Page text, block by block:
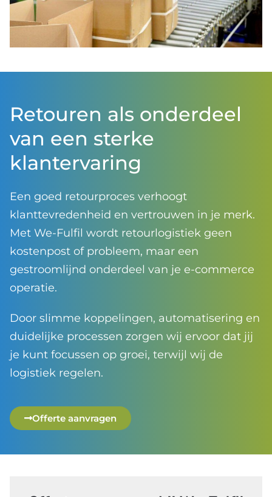
Retouren als onderdeel
van een sterke
klantervaring
Een goed retourproces verhoogt
klanttevredenheid en vertrouwen in je merk.
Met We-Fulfil wordt retourlogistiek geen
kostenpost of probleem, maar een
gestroomlijnd onderdeel van je e-commerce
operatie.
Door slimme koppelingen, automatisering en
duidelijke processen zorgen wij ervoor dat jij
je kunt focussen op groei, terwijl wij de
logistiek regelen.
Offerte aanvragen